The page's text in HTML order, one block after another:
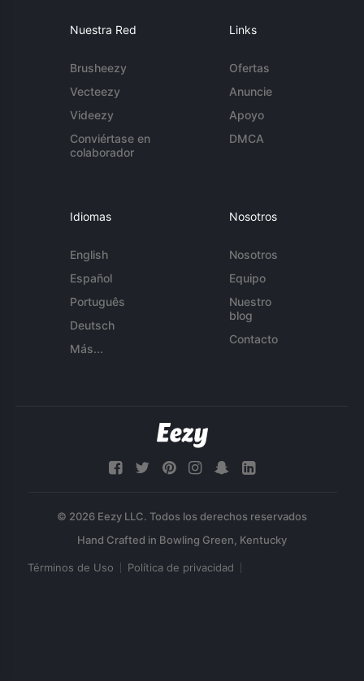
Nuestra Red
Brusheezy
Vecteezy
Videezy
Conviértase en
colaborador
Links
Ofertas
Anuncie
Apoyo
DMCA
Idiomas
English
Español
Português
Deutsch
Más...
Nosotros
Nosotros
Equipo
Nuestro
blog
Contacto
© 2026 Eezy LLC. Todos los derechos reservados
Términos de Uso Política de privacidad